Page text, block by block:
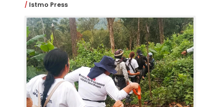
Istmo Press